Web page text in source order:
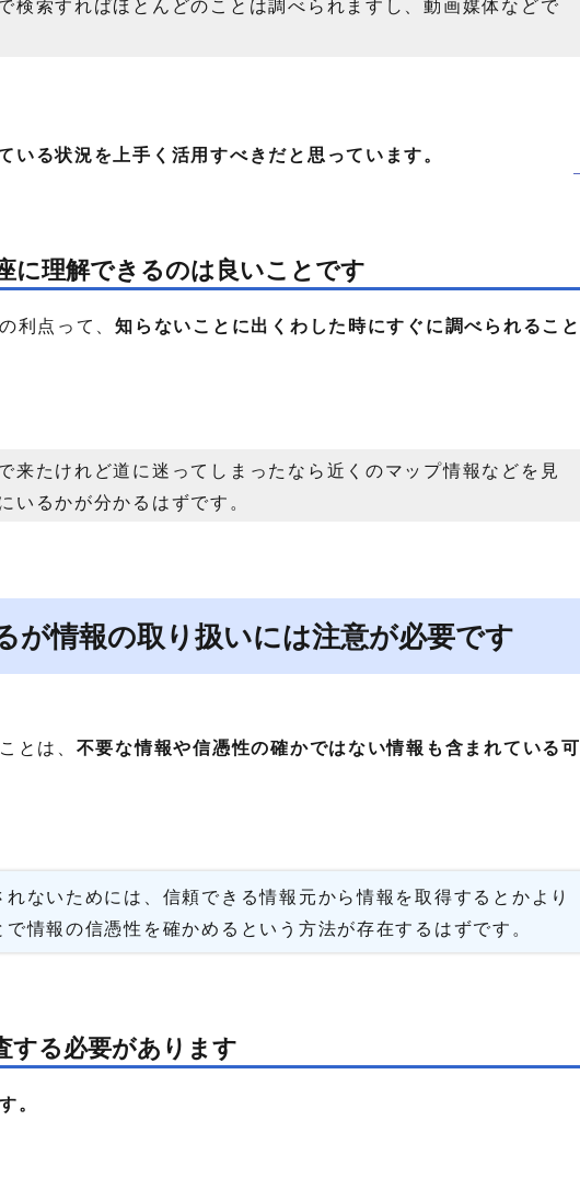
検索すればほとんどのことは調べられますし、動画媒体などで
いる状況を上手く活用すべきだと思っています。
に理解できるのは良いことです
利点って、知らないことに出くわした時にすぐに調べられること
来たけれど道に迷ってしまったなら近くのマップ情報などを見
いるかが分かるはずです。
が情報の取り扱いには注意が必要です
とは、 不要な情報や信憑性の確かではない情報も含まれている可
れないためには、信頼できる情報元から情報を取得するとかより
情報の信憑性を確かめるという方法が存在するはずです。
する必要があります
。